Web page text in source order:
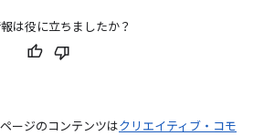
は役に立ちましたか？
ージのコンテンツはクリエイティブ・コモ